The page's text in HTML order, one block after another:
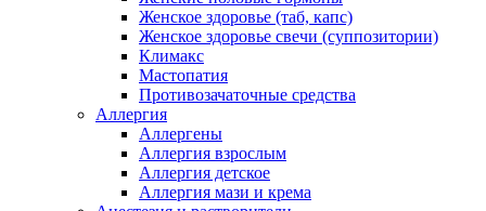
Женское здоровье (таб, капс)
Женское здоровье свечи (суппозитории)
Климакс
Мастопатия
Противозачаточные средства
Аллергия
Аллергены
Аллергия взрослым
Аллергия детское
Аллергия мази и крема